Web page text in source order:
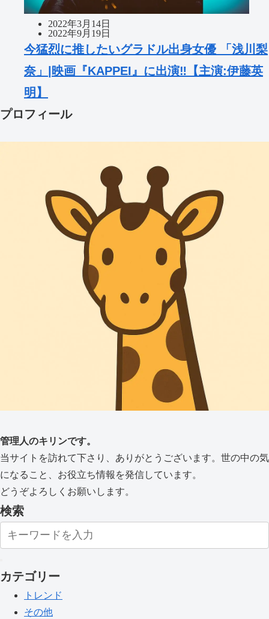
2022年3月14日
2022年9月19日
今猛烈に推したいグラドル出身女優 「浅川梨
奈」|映画『KAPPEI』に出演‼【主演:伊藤英
明】
プロフィール
管理人のキリンです。
当サイトを訪れて下さり、ありがとうございます。世の中の気
になること、お役立ち情報を発信しています。
どうぞよろしくお願いします。
検索
カテゴリー
トレンド
その他